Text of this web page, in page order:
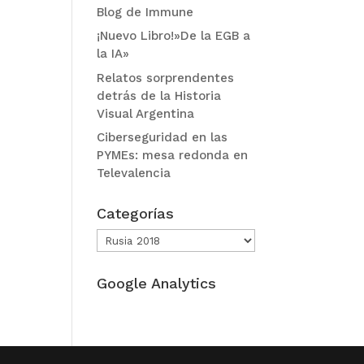
Blog de Immune
¡Nuevo Libro!»De la EGB a
la IA»
Relatos sorprendentes
detrás de la Historia
Visual Argentina
Ciberseguridad en las
PYMEs: mesa redonda en
Televalencia
Categorías
Categorías
Google Analytics